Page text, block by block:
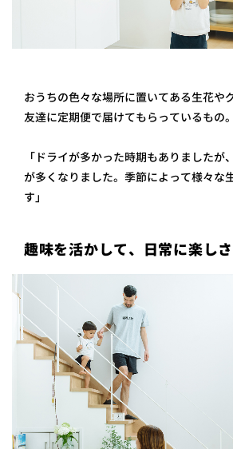
おうちの色々な場所に置いてある生花や
友達に定期便で届けてもらっているもの。
「ドライが多かった時期もありましたが
が多くなりました。季節によって様々な
す」
趣味を活かして、日常に楽しさ